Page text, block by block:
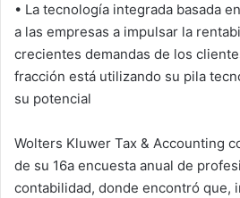
• La tecnología integrada basada
a las empresas a impulsar la
crecientes demandas de los
fracción está utilizando su pila
su potencial
Wolters Kluwer Tax & Accounting
de su 16a encuesta anual de
contabilidad, donde encontró que,